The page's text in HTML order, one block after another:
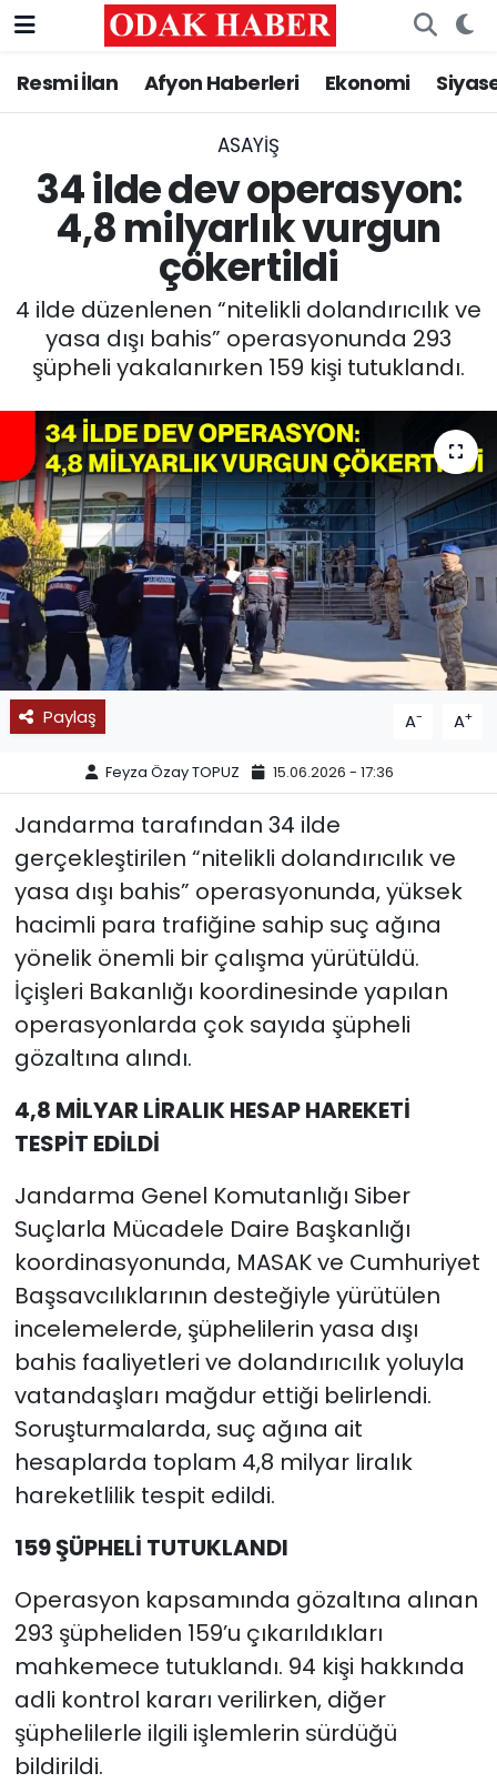
Resmi İlan Afyon Haberleri Ekonomi
ASAYİŞ
34 ilde dev operasyon:
4,8 milyarlık vurgun
çökertildi
4 ilde düzenlenen “nitelikli dolandırıcılık ve
yasa dışı bahis” operasyonunda 293
şüpheli yakalanırken 159 kişi tutuklandı.
Paylaş A- A+
Feyza Özay TOPUZ 15.06.2026 - 17:36
Jandarma tarafından 34 ilde
gerçekleştirilen “nitelikli dolandırıcılık ve
yasa dışı bahis” operasyonunda, yüksek
hacimli para trafiğine sahip suç ağına
yönelik önemli bir çalışma yürütüldü.
İçişleri Bakanlığı koordinesinde yapılan
operasyonlarda çok sayıda şüpheli
gözaltına alındı.
4,8 MİLYAR LİRALIK HESAP HAREKETİ
TESPİT EDİLDİ
Jandarma Genel Komutanlığı Siber
Suçlarla Mücadele Daire Başkanlığı
koordinasyonunda, MASAK ve Cumhuriyet
Başsavcılıklarının desteğiyle yürütülen
incelemelerde, şüphelilerin yasa dışı
bahis faaliyetleri ve dolandırıcılık yoluyla
vatandaşları mağdur ettiği belirlendi.
Soruşturmalarda, suç ağına ait
hesaplarda toplam 4,8 milyar liralık
hareketlilik tespit edildi.
159 ŞÜPHELİ TUTUKLANDI
Operasyon kapsamında gözaltına alınan
293 şüpheliden 159’u çıkarıldıkları
mahkemece tutuklandı. 94 kişi hakkında
adli kontrol kararı verilirken, diğer
şüphelilerle ilgili işlemlerin sürdüğü
bildirildi.
AFYONKARAHİSAR HABERLERİ
ASAYİŞ
GÜNCEL
SİYASET
EĞİTİM
MAGAZİN
SAĞLIK
SPOR
11:11 MANŞET
Nöbetçi Eczaneler
Trafik Durumu
Süper Lig Puan Durumu ve Fikstür
Tüm Manşetler
Son Dakika Haberleri
Haber Arşivi